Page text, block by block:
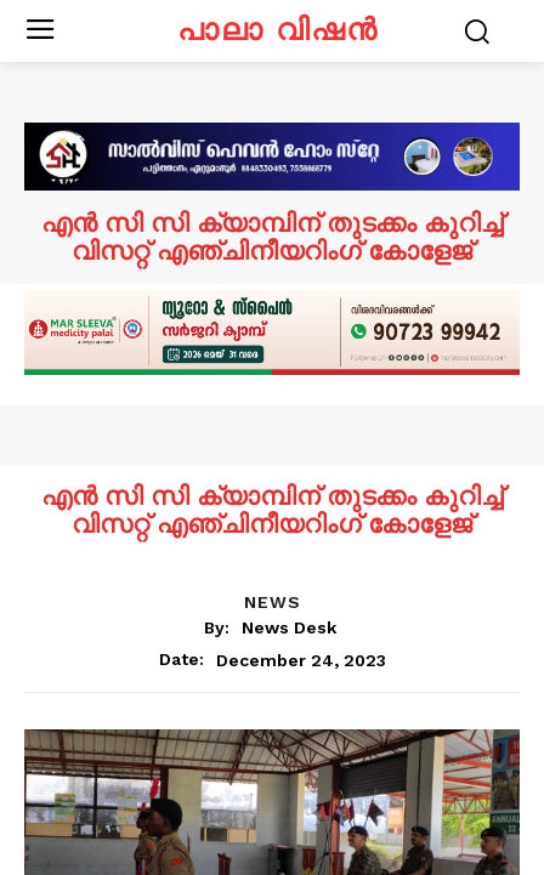
പാലാ വിഷൻ
എൻ സി സി ക്യാമ്പിന് തുടക്കം കുറിച്ച്
വിസറ്റ് എഞ്ചിനീയറിംഗ് കോളേജ്
എൻ സി സി ക്യാമ്പിന് തുടക്കം കുറിച്ച്
വിസറ്റ് എഞ്ചിനീയറിംഗ് കോളേജ്
NEWS
By:
News Desk
Date:
December 24, 2023